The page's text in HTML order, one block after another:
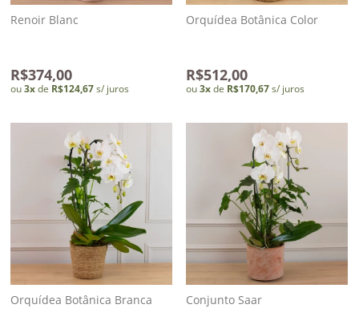
Renoir Blanc
R$374,00
ou3xde R$124,67s/ juros
Orquídea Botânica Color
R$512,00
ou3xde R$170,67s/ juros
Orquídea Botânica Branca Conjunto Saar